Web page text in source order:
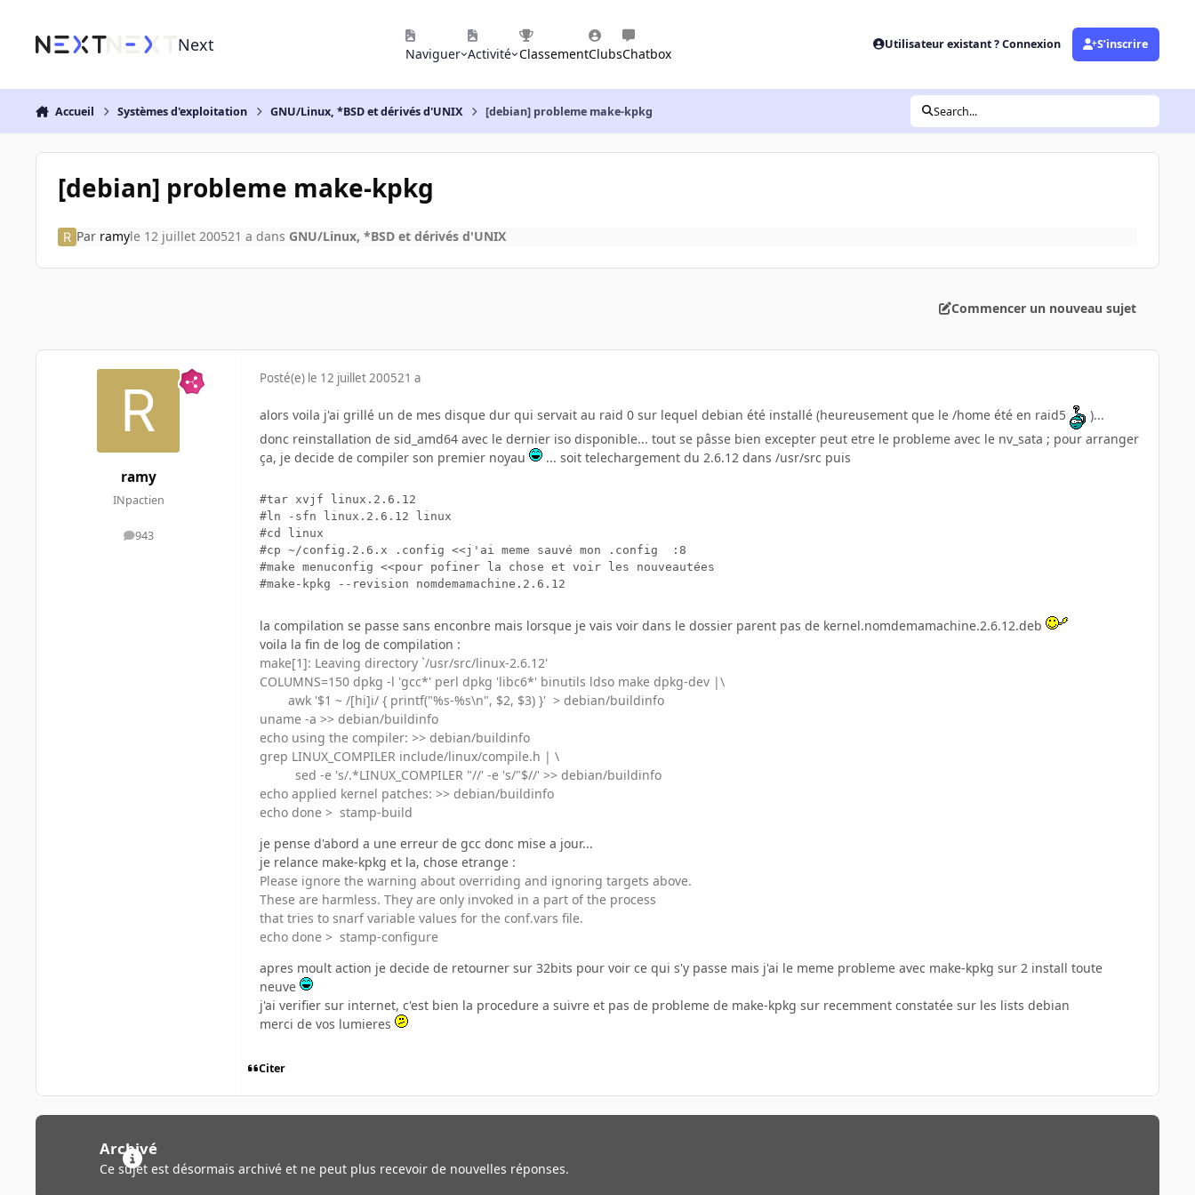
Next Naviguer Activité ClassementClubsChatbox
Utilisateur existant ? Connexion S’inscrire
Accueil Systèmes d'exploitation GNU/Linux, *BSD et dérivés d'UNIX [debian] probleme make-kpkg Search...
[debian] probleme make-kpkg
Par ramyle 12 juillet 200521 a dans GNU/Linux, *BSD et dérivés d'UNIX
Commencer un nouveau sujet
ramy
INpactien
943
messages
Posté(e) le 12 juillet 200521 a
alors voila j'ai grillé un de mes disque dur qui servait au raid 0 sur lequel debian été installé (heureusement que le /home été en raid5
)...
donc reinstallation de sid_amd64 avec le dernier iso disponible... tout se pâsse bien excepter peut etre le probleme avec le nv_sata ; pour arranger
ça, je decide de compiler son premier noyau
... soit telechargement du 2.6.12 dans /usr/src puis
#tar xvjf linux.2.6.12
#ln -sfn linux.2.6.12 linux
#cd linux
#cp ~/config.2.6.x .config <<j'ai meme sauvé mon .config  :8
#make menuconfig <<pour pofiner la chose et voir les nouveautées
la compilation se passe sans enconbre mais lorsque je vais voir dans le dossier parent pas de kernel.nomdemamachine.2.6.12.deb
voila la fin de log de compilation :
make[1]: Leaving directory `/usr/src/linux-2.6.12'
COLUMNS=150 dpkg -l 'gcc*' perl dpkg 'libc6*' binutils ldso make dpkg-dev |\
awk '$1 ~ /[hi]i/ { printf("%s-%s\n", $2, $3) }' > debian/buildinfo
uname -a >> debian/buildinfo
echo using the compiler: >> debian/buildinfo
grep LINUX_COMPILER include/linux/compile.h | \
sed -e 's/.*LINUX_COMPILER "//' -e 's/"$//' >> debian/buildinfo
echo applied kernel patches: >> debian/buildinfo
echo done > stamp-build
je pense d'abord a une erreur de gcc donc mise a jour...
je relance make-kpkg et la, chose etrange :
Please ignore the warning about overriding and ignoring targets above.
These are harmless. They are only invoked in a part of the process
that tries to snarf variable values for the conf.vars file.
echo done > stamp-configure
apres moult action je decide de retourner sur 32bits pour voir ce qui s'y passe mais j'ai le meme probleme avec make-kpkg sur 2 install toute
neuve
j'ai verifier sur internet, c'est bien la procedure a suivre et pas de probleme de make-kpkg sur recemment constatée sur les lists debian
merci de vos lumieres
Citer
Archivé
Ce sujet est désormais archivé et ne peut plus recevoir de nouvelles réponses.